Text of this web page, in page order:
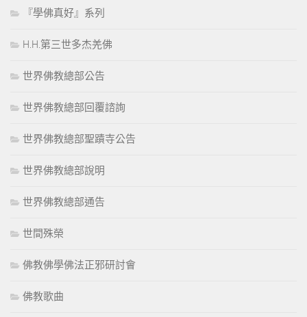
『學佛真好』系列
H.H.第三世多杰羌佛
世界佛教總部公告
世界佛教總部回覆諮詢
世界佛教總部聖蹟寺公告
世界佛教總部說明
世界佛教總部通告
世間殊榮
佛教佛學佛法正邪研討會
佛教歌曲